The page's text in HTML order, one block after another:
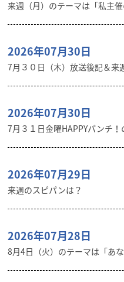
来週（月）のテーマは「私主
2026年07月30日
7月３０日（木）放送後記＆来
2026年07月30日
7月３１日金曜HAPPYパンチ
2026年07月29日
来週のスピパンは？
2026年07月28日
8月4日（火）のテーマは「あな